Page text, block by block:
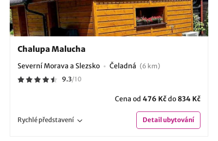
Chalupa Malucha
Severní Morava a Slezsko Čeladná (6 km)
9.3/10
Cena od 476 Kčdo 834 Kč
Rychlépředstavení Detailubytování